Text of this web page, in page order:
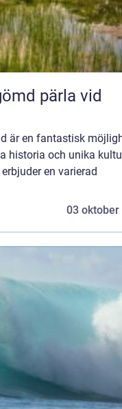
pärla vid
är en fantastisk
historia och unika
en varierad
03 oktober